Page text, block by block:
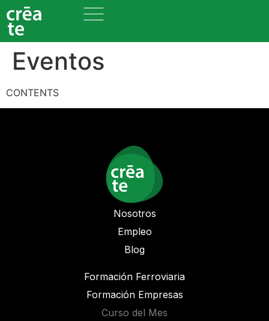
Eventos
CONTENTS
Nosotros
Empleo
Blog
Formación Ferroviaria
Formación Empresas
Curso del Mes